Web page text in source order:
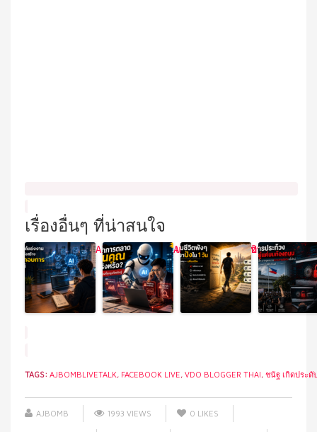
เรื่องอื่นๆ ที่น่าสนใจ
AI ไม่ได้แย่งงาน แต่กำลังสร้าง “ผู้ประกอบการรุ่
AI ทำการตลาดแทนคุณได้จริงห
วิธีซ่อมชีวิตพั
TAGS: AJBOMBLIVETALK, FACEBOOK LIVE, VDO BLOGGER THAI, ชนัฐ เกิดประดั
AJBOMB 1993 VIEWS 0 LIKES